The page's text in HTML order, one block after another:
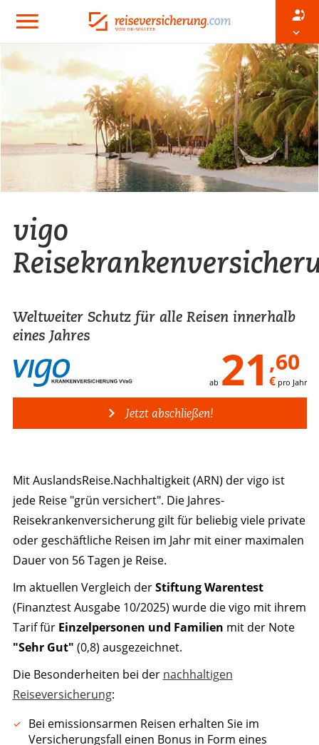
vigo
Weltweiter Schutz für alle Reisen innerhalb
eines Jahres
ab 21 ,60
€pro Jahr
Jetzt abschließen!
Mit AuslandsReise.Nachhaltigkeit (ARN) der vigo ist
jede Reise "grün versichert". Die Jahres-
Reisekrankenversicherung gilt für beliebig viele private
oder geschäftliche Reisen im Jahr mit einer maximalen
Dauer von 56 Tagen je Reise.
Im aktuellen Vergleich derStiftung Warentest
(Finanztest Ausgabe 10/2025) wurde die vigo mit ihrem
Tarif für Einzelpersonen und Familien mit der Note
"Sehr Gut" (0,8) ausgezeichnet.
Die Besonderheiten bei der nachhaltigen
Reiseversicherung:
Bei emissionsarmen Reisen erhalten Sie im
Versicherungsfall einen Bonus in Form eines